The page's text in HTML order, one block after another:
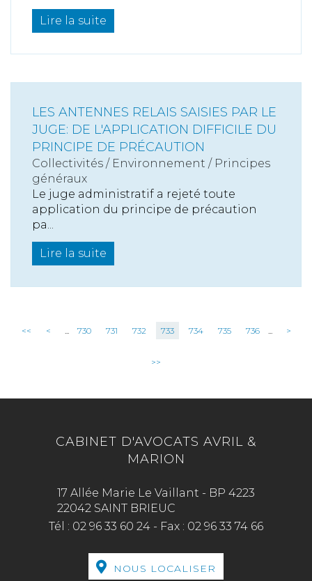
Lire la suite
LES ANTENNES RELAIS SAISIES PAR LE
JUGE: DE L'APPLICATION DIFFICILE DU
PRINCIPE DE PRÉCAUTION
Collectivités / Environnement / Principes
généraux
Le juge administratif a rejeté toute
application du principe de précaution
pa...
Lire la suite
<< < ... 730 731 732 733 734 735 736 ... >
>>
CABINET D'AVOCATS AVRIL &
MARION
17 Allée Marie Le Vaillant - BP 4223
22042 SAINT BRIEUC
Tél : 02 96 33 60 24 - Fax : 02 96 33 74 66
NOUS LOCALISER